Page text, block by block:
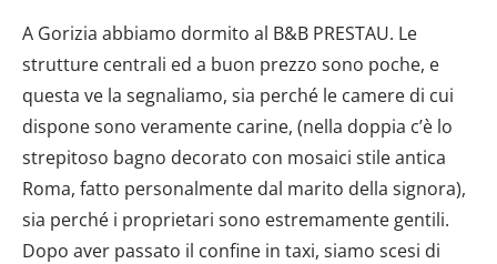
A Gorizia abbiamo dormito al B&B PRESTAU. Le
strutture centrali ed a buon prezzo sono poche, e
questa ve la segnaliamo, sia perché le camere di cui
dispone sono veramente carine, (nella doppia c’è lo
strepitoso bagno decorato con mosaici stile antica
Roma, fatto personalmente dal marito della signora),
sia perché i proprietari sono estremamente gentili.
Dopo aver passato il confine in taxi, siamo scesi di